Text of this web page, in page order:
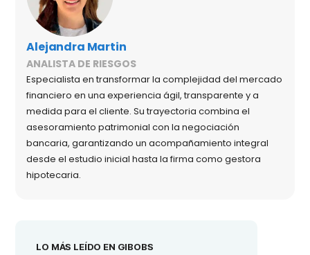
Alejandra Martin
ANALISTA DE RIESGOS
Especialista en transformar la complejidad del mercado
financiero en una experiencia ágil, transparente y a
medida para el cliente. Su trayectoria combina el
asesoramiento patrimonial con la negociación
bancaria, garantizando un acompañamiento integral
desde el estudio inicial hasta la firma como gestora
hipotecaria.
LO MÁS LEÍDO EN GIBOBS